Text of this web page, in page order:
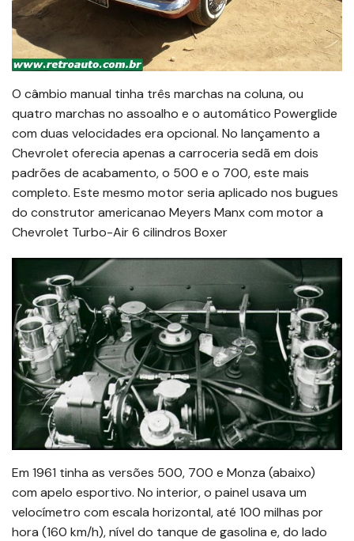
O câmbio manual tinha três marchas na coluna, ou
quatro marchas no assoalho e o automático Powerglide
com duas velocidades era opcional. No lançamento a
Chevrolet oferecia apenas a carroceria sedã em dois
padrões de acabamento, o 500 e o 700, este mais
completo. Este mesmo motor seria aplicado nos bugues
do construtor americanao Meyers Manx com motor a
Chevrolet Turbo-Air 6 cilindros Boxer
Em 1961 tinha as versões 500, 700 e Monza (abaixo)
com apelo esportivo. No interior, o painel usava um
velocímetro com escala horizontal, até 100 milhas por
hora (160 km/h), nível do tanque de gasolina e, do lado